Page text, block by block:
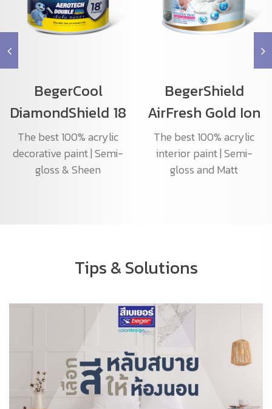
BegerCool
DiamondShield 18
The best 100% acrylic
decorative paint | Semi-
gloss & Sheen
BegerShield
AirFresh Gold Ion
The best 100% acrylic
interior paint | Semi-
gloss and Matt
Tips & Solutions